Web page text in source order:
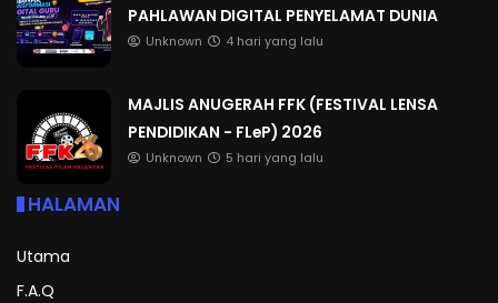
PAHLAWAN DIGITAL PENYELAMAT DUNIA
Unknown 4 hari yang lalu
MAJLIS ANUGERAH FFK (FESTIVAL LENSA
PENDIDIKAN - FLeP) 2026
Unknown 5 hari yang lalu
HALAMAN
Utama
F.A.Q